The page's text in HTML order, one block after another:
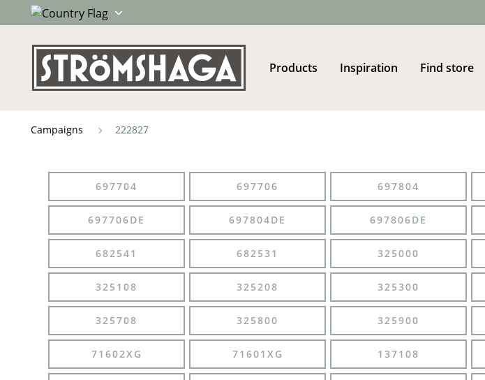
Products Inspiration Find store
Campaigns 222827
697704 697706 697804
697706DE 697804DE 697806DE
682541 682531 325000
325108 325208 325300
325708 325800 325900
71602XG 71601XG 137108